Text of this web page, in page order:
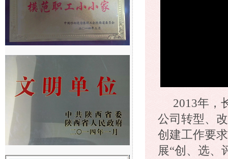
2013年，
公司转型、
创建工作要
展“创、选、